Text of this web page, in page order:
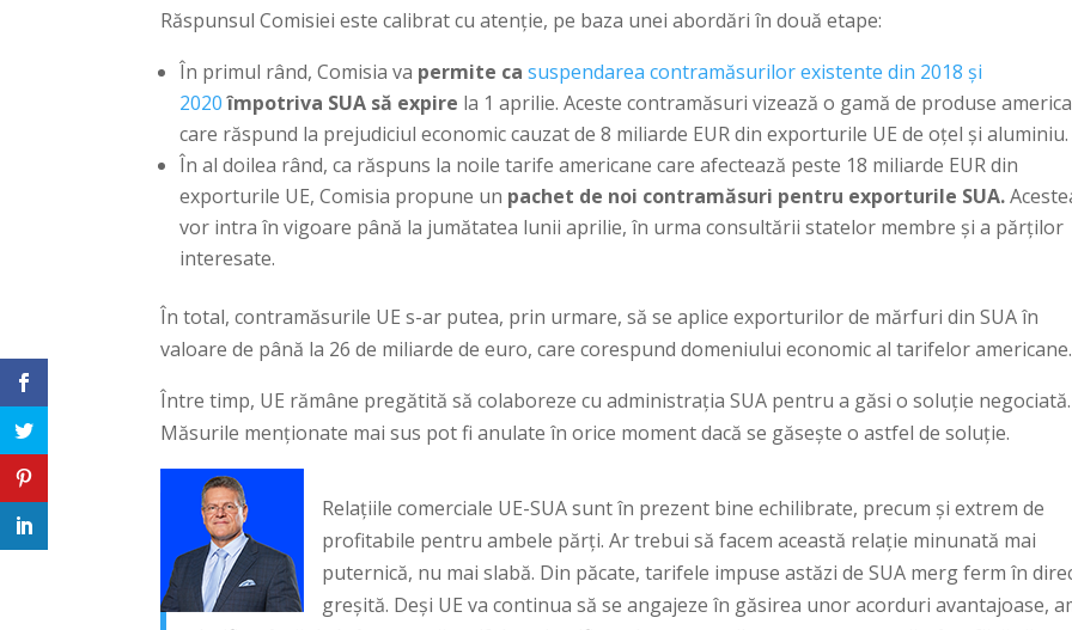
Răspunsul Comisiei este calibrat cu atenție, pe baza unei abordări în două etape:
În primul rând, Comisia va permite casuspendarea contramăsurilor existente din 2018 și
2020împotriva SUA să expire la 1 aprilie. Aceste contramăsuri vizează o gamă de produse
care răspund la prejudiciul economic cauzat de 8 miliarde EUR din exporturile UE de oțel și aluminiu.
În al doilea rând, ca răspuns la noile tarife americane care afectează peste 18 miliarde EUR din
exporturile UE, Comisia propune un pachet de noi contramăsuri pentru exporturile SUA.
vor intra în vigoare până la jumătatea lunii aprilie, în urma consultării statelor membre și a părților
interesate.
În total, contramăsurile UE s-ar putea, prin urmare, să se aplice exporturilor de mărfuri din SUA în
valoare de până la 26 de miliarde de euro, care corespund domeniului economic al tarifelor americane.
Între timp, UE rămâne pregătită să colaboreze cu administrația SUA pentru a găsi o soluție negociată.
Măsurile menționate mai sus pot fi anulate în orice moment dacă se găsește o astfel de soluție.
Relațiile comerciale UE-SUA sunt în prezent bine echilibrate, precum și extrem de
profitabile pentru ambele părți. Ar trebui să facem această relație minunată mai
puternică, nu mai slabă. Din păcate, tarifele impuse astăzi de SUA merg ferm în
greșită. Deși UE va continua să se angajeze în găsirea unor acorduri avantajoase,